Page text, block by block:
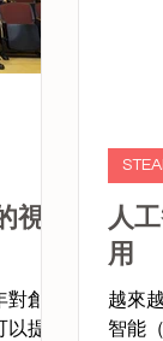
視
創作
提供
人
用
越來
智能